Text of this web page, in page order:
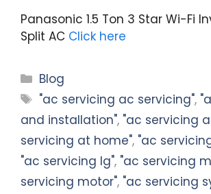
Panasonic 1.5 Ton 3 Star Wi-Fi
Split AC Click here
Categories
Blog
Tags
"ac servicing ac servicing",
and installation", "ac servicing
servicing at home", "ac
"ac servicing lg", "ac servicing
servicing motor", "ac servicing